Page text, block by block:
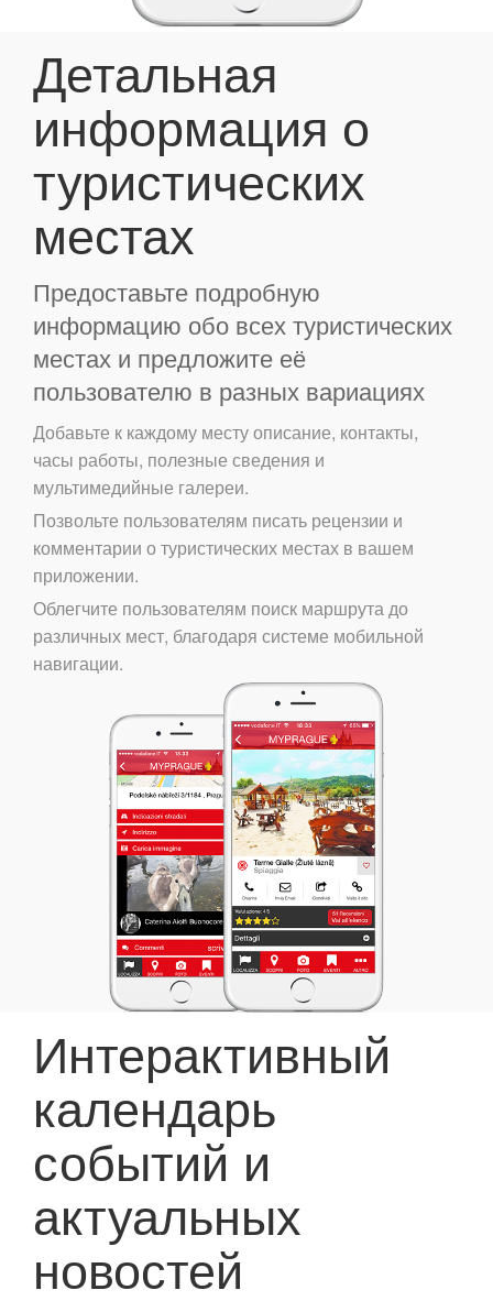
Детальная
информация о
туристических
местах
Предоставьте подробную
информацию обо всех туристических
местах и предложите её
пользователю в разных вариациях
Добавьте к каждому месту описание, контакты,
часы работы, полезные сведения и
мультимедийные галереи.
Позвольте пользователям писать рецензии и
комментарии о туристических местах в вашем
приложении.
Облегчите пользователям поиск маршрута до
различных мест, благодаря системе мобильной
навигации.
Интерактивный
календарь
событий и
актуальных
новостей